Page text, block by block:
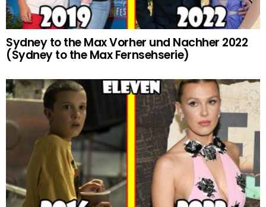
Sydney to the Max Vorher und Nachher 2022
(Sydney to the Max Fernsehserie)